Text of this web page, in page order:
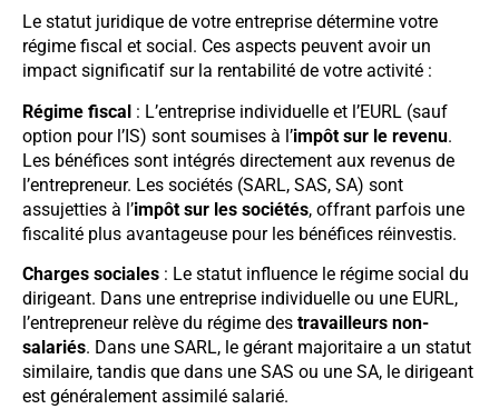
Le statut juridique de votre entreprise détermine votre
régime fiscal et social. Ces aspects peuvent avoir un
impact significatif sur la rentabilité de votre activité :
Régime fiscal : L’entreprise individuelle et l’EURL (sauf
option pour l’IS) sont soumises à l’impôt sur le revenu.
Les bénéfices sont intégrés directement aux revenus de
l’entrepreneur. Les sociétés (SARL, SAS, SA) sont
assujetties à l’impôt sur les sociétés, offrant parfois une
fiscalité plus avantageuse pour les bénéfices réinvestis.
Charges sociales : Le statut influence le régime social du
dirigeant. Dans une entreprise individuelle ou une EURL,
l’entrepreneur relève du régime des travailleurs non-
salariés. Dans une SARL, le gérant majoritaire a un statut
similaire, tandis que dans une SAS ou une SA, le dirigeant
est généralement assimilé salarié.